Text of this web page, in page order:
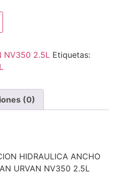
NV350 2.5L Etiquetas:
(0)
HIDRAULICA ANCHO
URVAN NV350 2.5L